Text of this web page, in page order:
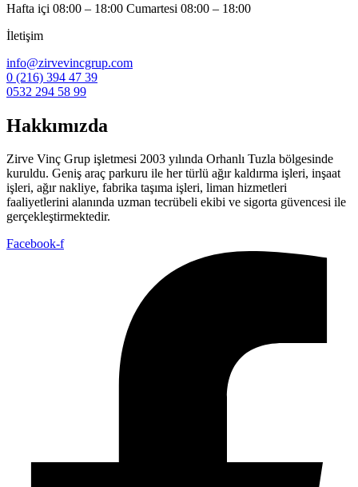
Hafta içi 08:00 – 18:00 Cumartesi 08:00 – 18:00
İletişim
info@zirvevincgrup.com
0 (216) 394 47 39
0532 294 58 99
Hakkımızda
Zirve Vinç Grup işletmesi 2003 yılında Orhanlı Tuzla bölgesinde
kuruldu. Geniş araç parkuru ile her türlü ağır kaldırma işleri, inşaat
işleri, ağır nakliye, fabrika taşıma işleri, liman hizmetleri
faaliyetlerini alanında uzman tecrübeli ekibi ve sigorta güvencesi ile
gerçekleştirmektedir.
Facebook-f